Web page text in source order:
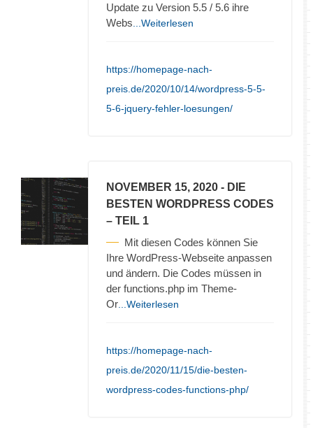
Update zu Version 5.5 / 5.6 ihre
Webs ...Weiterlesen
https://homepage-nach-
preis.de/2020/10/14/wordpress-5-5-
5-6-jquery-fehler-loesungen/
NOVEMBER 15, 2020 - DIE
BESTEN WORDPRESS CODES
– TEIL 1
Mit diesen Codes können Sie
Ihre WordPress-Webseite anpassen
und ändern. Die Codes müssen in
der functions.php im Theme-
Or ...Weiterlesen
https://homepage-nach-
preis.de/2020/11/15/die-besten-
wordpress-codes-functions-php/